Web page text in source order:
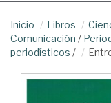
Inicio Libros
Comunicación /
periodísticos /